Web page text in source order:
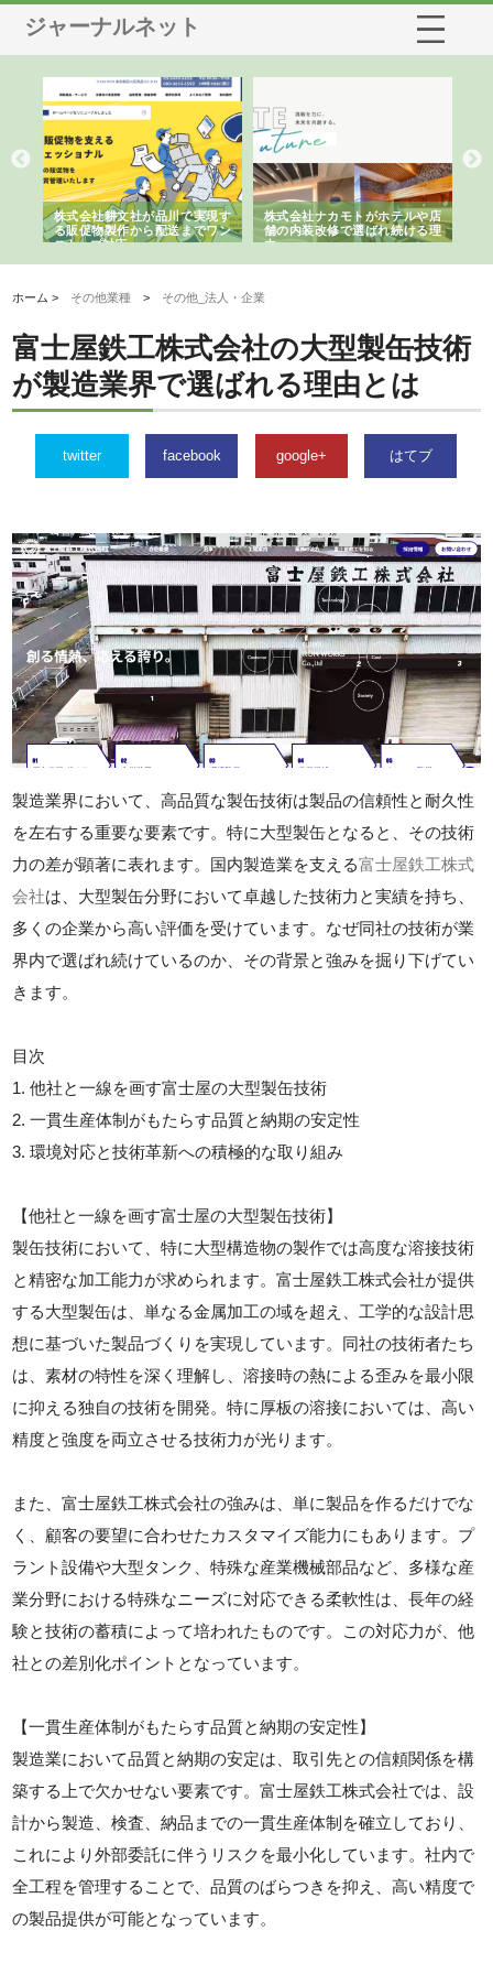
ジャーナルネット
株式会社耕文社が品川で実現す
る販促物製作から配送までワン
ストップ対応
株式会社ナカモトがホテルや店
舗の内装改修で選ばれ続ける理
由
ホーム > その他業種 > その他_法人・企業
富士屋鉄工株式会社の大型製缶技術
が製造業界で選ばれる理由とは
twitter facebook google+ はてブ
製造業界において、高品質な製缶技術は製品の信頼性と耐久性
を左右する重要な要素です。特に大型製缶となると、その技術
力の差が顕著に表れます。国内製造業を支える富士屋鉄工株式
会社は、大型製缶分野において卓越した技術力と実績を持ち、
多くの企業から高い評価を受けています。なぜ同社の技術が業
界内で選ばれ続けているのか、その背景と強みを掘り下げてい
きます。
目次
1. 他社と一線を画す富士屋の大型製缶技術
2. 一貫生産体制がもたらす品質と納期の安定性
3. 環境対応と技術革新への積極的な取り組み
【他社と一線を画す富士屋の大型製缶技術】
製缶技術において、特に大型構造物の製作では高度な溶接技術
と精密な加工能力が求められます。富士屋鉄工株式会社が提供
する大型製缶は、単なる金属加工の域を超え、工学的な設計思
想に基づいた製品づくりを実現しています。同社の技術者たち
は、素材の特性を深く理解し、溶接時の熱による歪みを最小限
に抑える独自の技術を開発。特に厚板の溶接においては、高い
精度と強度を両立させる技術力が光ります。
また、富士屋鉄工株式会社の強みは、単に製品を作るだけでな
く、顧客の要望に合わせたカスタマイズ能力にもあります。プ
ラント設備や大型タンク、特殊な産業機械部品など、多様な産
業分野における特殊なニーズに対応できる柔軟性は、長年の経
験と技術の蓄積によって培われたものです。この対応力が、他
社との差別化ポイントとなっています。
【一貫生産体制がもたらす品質と納期の安定性】
製造業において品質と納期の安定は、取引先との信頼関係を構
築する上で欠かせない要素です。富士屋鉄工株式会社では、設
計から製造、検査、納品までの一貫生産体制を確立しており、
これにより外部委託に伴うリスクを最小化しています。社内で
全工程を管理することで、品質のばらつきを抑え、高い精度で
の製品提供が可能となっています。